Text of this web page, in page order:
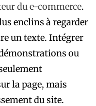
du e-commerce.
enclins à regarder
un texte. Intégrer
ou
la page, mais
du site.